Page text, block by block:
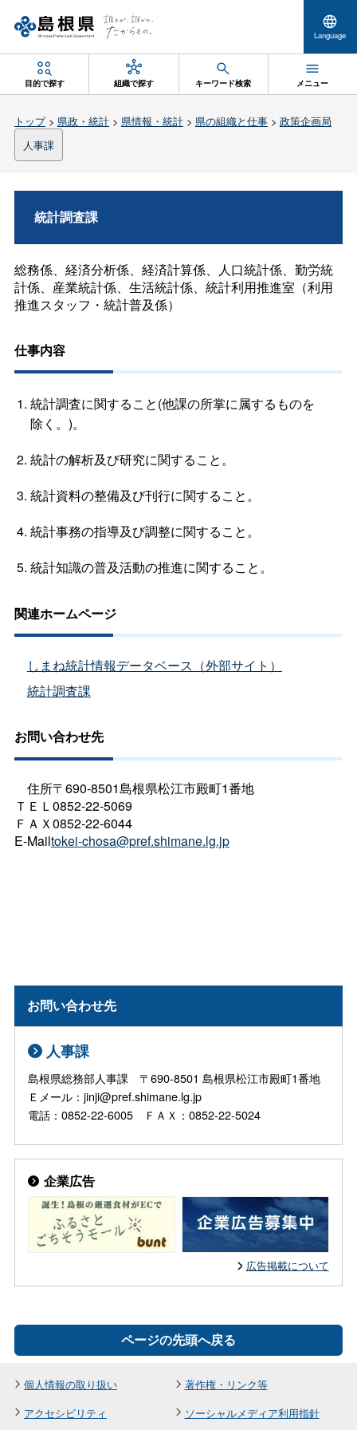
Language
目的で探す 組織で探す キーワード検索 メニュー
トップ> 県政・統計> 県情報・統計> 県の組織と仕事> 政策企画局
人事課
統計調査課
総務係、経済分析係、経済計算係、人口統計係、勤労統
計係、産業統計係、生活統計係、統計利用推進室（利用
推進スタッフ・統計普及係）
仕事内容
統計調査に関すること(他課の所掌に属するものを
除く。)。
統計の解析及び研究に関すること。
統計資料の整備及び刊行に関すること。
統計事務の指導及び調整に関すること。
統計知識の普及活動の推進に関すること。
関連ホームページ
しまね統計情報データベース（外部サイト）
統計調査課
お問い合わせ先
住所〒690-8501島根県松江市殿町1番地
ＴＥＬ0852-22-5069
ＦＡＸ0852-22-6044
E-Mailtokei-chosa@pref.shimane.lg.jp
お問い合わせ先
人事課
島根県総務部人事課 〒690-8501 島根県松江市殿町1番地
Ｅメール：jinji@pref.shimane.lg.jp
電話：0852-22-6005 ＦＡＸ：0852-22-5024
企業広告
広告掲載について
ページの先頭へ戻る
個人情報の取り扱い
著作権・リンク等
アクセシビリティ
ソーシャルメディア利用指針